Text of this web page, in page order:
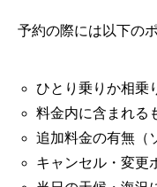
予約の際には以下の
ひとり乗りか相乗
料金内に含まれる
追加料金の有無（
キャンセル・変更